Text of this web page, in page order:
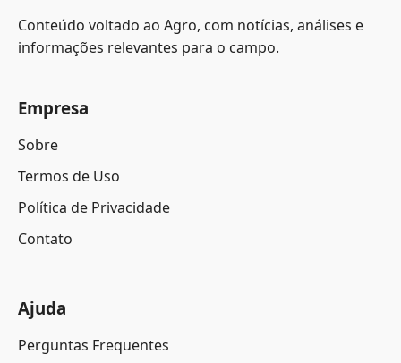
Conteúdo voltado ao Agro, com notícias, análises e
informações relevantes para o campo.
Empresa
Sobre
Termos de Uso
Política de Privacidade
Contato
Ajuda
Perguntas Frequentes